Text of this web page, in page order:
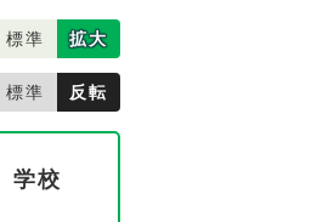
標準 拡大
標準 反転
学校